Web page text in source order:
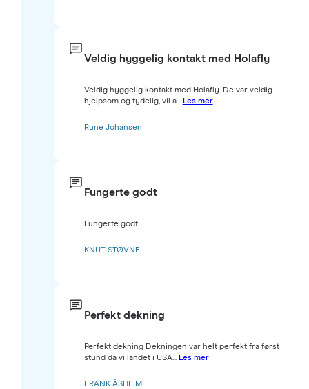
Veldig hyggelig kontakt med Holafly
Veldig hyggelig kontakt med Holafly. De var veldig
hjelpsom og tydelig, vil a... Les mer
Rune Johansen
Fungerte godt
Fungerte godt
KNUT STØVNE
Perfekt dekning
Perfekt dekning Dekningen var helt perfekt fra først
stund da vi landet i USA... Les mer
FRANK ÅSHEIM